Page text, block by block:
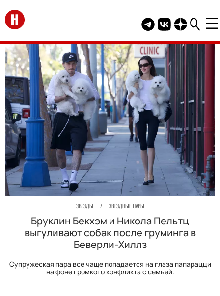
Перейти на главную
Telegram канал
Группа HELLO
Канал
ЗВЕЗДЫ / ЗВЕЗДНЫЕ ПАРЫ
Бруклин Бекхэм и Никола Пельтц
выгуливают собак после груминга в
Беверли-Хиллз
Супружеская пара все чаще попадается на глаза папарацци
на фоне громкого конфликта с семьей.